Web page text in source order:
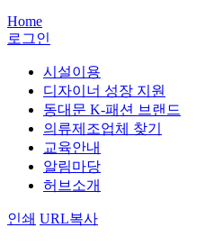
Home
로그인
시설이용
디자이너 성장 지원
동대문 K-패션 브랜드
의류제조업체 찾기
교육안내
알림마당
허브소개
인쇄 URL복사